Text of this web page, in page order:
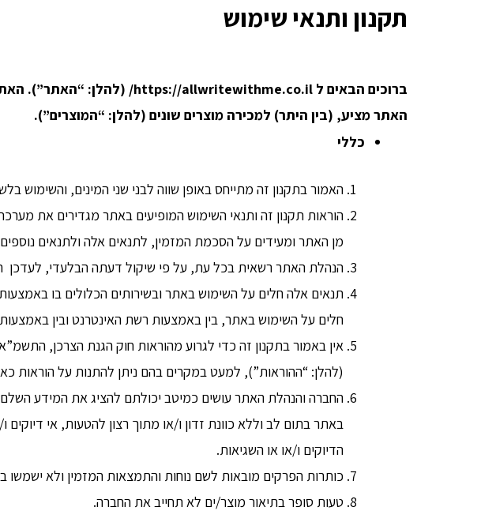
תקנון ותנאי שימוש
ברוכים הבאים ל https://allwritewithme.co.il/ (להלן: “האתר”). האתר מופעל ע”י רוני נצר (להלן: “הנהלת האתר” או "החברה").
האתר מציע, (בין היתר) למכירה מוצרים שונים (להלן: “המוצרים”).
כללי
האמור בתקנון זה מתייחס באופן שווה לבני שני המינים, והשימוש
הוראות תקנון זה ותנאי השימוש המופיעים באתר מגדירים את
מן האתר ומעידים על הסכמת המזמין, לתנאים אלה ולתנאים
הנהלת האתר רשאית בכל עת, על פי שיקול דעתה הבלעדי, לעדכן
תנאים אלה חלים על השימוש באתר ובשירותים הכלולים בו
חלים על השימוש באתר, בין באמצעות רשת האינטרנט ובין
(להלן: “ההוראות”), למעט במקרים בהם ניתן להתנות על
החברה והנהלת האתר עושים כמיטב יכולתם להציג את המידע השלם
באתר בתום לב וללא כוונת זדון ו/או מתוך רצון להטעות, אי
הדיוקים ו/או או השגיאות.
כותרות הפרקים מובאות לשם נוחות והתמצאות המזמין ולא ישמשו
טעות סופר בתיאור מוצר/ים לא תחייב את החברה.